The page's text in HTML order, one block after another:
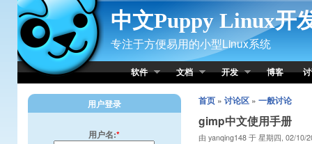
Skip to Content
中文Puppy Linux开
专注于方便易用的小型Linux系统
软件 文档 开发 博客
首页» 讨论区» 一般讨论
gimp中文使用手册
由 yanqing148 于 星期四, 02/10/
用户登录
用户名:*